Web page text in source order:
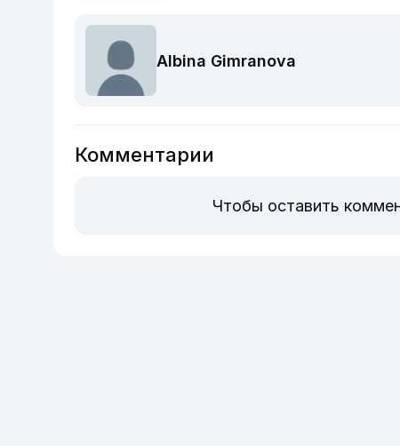
Albina Gimranova
Комментарии
Чтобы оставить